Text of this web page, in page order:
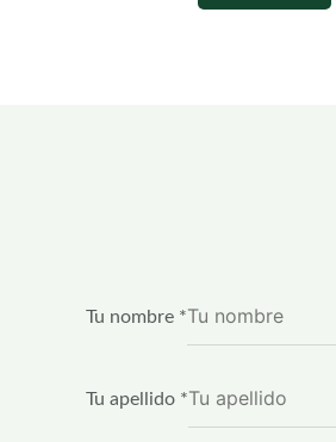
Tu nombre *
Tu apellido *